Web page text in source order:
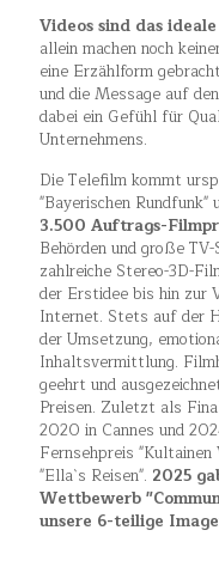
Videos sind das
allein machen noch
eine Erzählform
und die Message auf
dabei ein Gefühl für
Unternehmens.
Die Telefilm kommt
"Bayerischen Rundfunk"
3.500 Auftrags-
Behörden und große
zahlreiche Stereo-3D-
der Erstidee bis hin zur
Internet. Stets auf der
der Umsetzung,
Inhaltsvermittlung.
geehrt und
Preisen. Zuletzt als
2020 in Cannes und
Fernsehpreis
"Ella`s Reisen". 2025
Wettbewerb
unsere 6-teilige